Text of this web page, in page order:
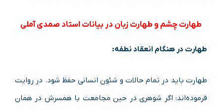
طهارت چشم و طهارت زبان در بیانات استاد صمدی آملی
طهارت در هنگام انعقاد نطفه:
طهارت باید در تمام حالات و شئون انسانی حفظ شود. در روایت
فرموده‌اند: اگر شوهری در حین مجامعت با همسرش در همان